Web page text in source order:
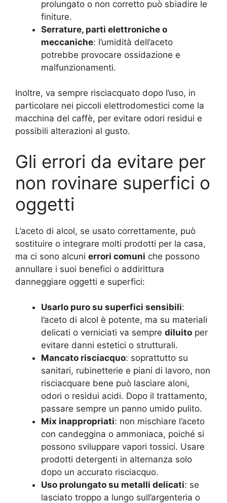
prolungato o non corretto può sbiadire le
finiture.
Serrature, parti elettroniche o
meccaniche: l’umidità dell’aceto
potrebbe provocare ossidazione e
malfunzionamenti.
Inoltre, va sempre risciacquato dopo l’uso, in
particolare nei piccoli elettrodomestici come la
macchina del caffè, per evitare odori residui e
possibili alterazioni al gusto.
Gli errori da evitare per
non rovinare superfici o
oggetti
L’aceto di alcol, se usato correttamente, può
sostituire o integrare molti prodotti per la casa,
ma ci sono alcuni errori comuni che possono
annullare i suoi benefici o addirittura
danneggiare oggetti e superfici:
Usarlo puro su superfici sensibili:
l’aceto di alcol è potente, ma su materiali
delicati o verniciati va sempre diluito per
evitare danni estetici o strutturali.
Mancato risciacquo: soprattutto su
sanitari, rubinetterie e piani di lavoro, non
risciacquare bene può lasciare aloni,
odori o residui acidi. Dopo il trattamento,
passare sempre un panno umido pulito.
Mix inappropriati: non mischiare l’aceto
con candeggina o ammoniaca, poiché si
possono sviluppare vapori tossici. Usare
prodotti detergenti in alternanza solo
dopo un accurato risciacquo.
Uso prolungato su metalli delicati: se
lasciato troppo a lungo sull’argenteria o